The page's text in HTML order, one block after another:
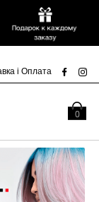
і Оплата
Кошик
0